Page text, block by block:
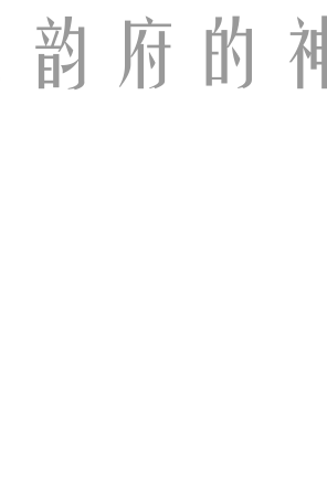
韵府的